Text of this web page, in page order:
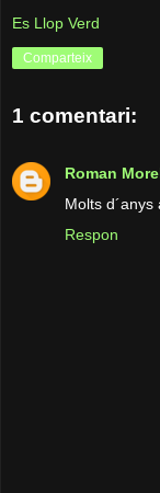
Es Llop Verd
Comparteix
1 comentari:
Roman
Molts d´anys
Respon